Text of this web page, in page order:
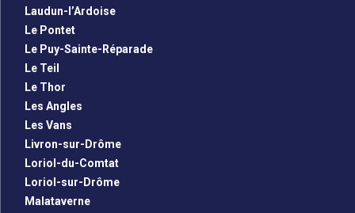
Laudun-l’Ardoise
Le Pontet
Le Puy-Sainte-Réparade
Le Teil
Le Thor
Les Angles
Les Vans
Livron-sur-Drôme
Loriol-du-Comtat
Loriol-sur-Drôme
Malataverne